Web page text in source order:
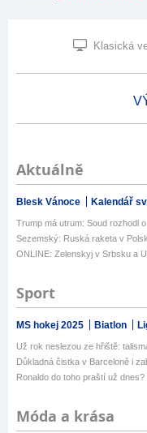
Klasická
Aktuálně
Blesk Vánoce Kalendář
Trump má utrum: Soud rozhodl
Sezemský: Ruská raketa v
ONLINE: Zelenskyj v Srbsku a
Sport
MS hokej 2025 Biatlon
Už rok neslezou ze hřiště:
Důkladná čistka v Barceloně i
Ronaldo do toho praští už
Móda a krása